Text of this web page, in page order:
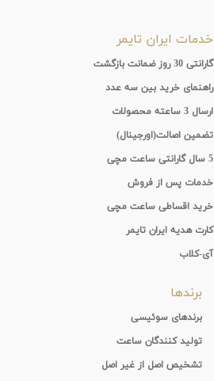
خدمات ایران تایمر
گارانتی 30 روز ضمانت بازگشت
راهنمای خرید بین سه عدد
ارسال 3 ساعته محصولات
تضمین اصالت(اورجینال)
5 سال گارانتی ساعت مچی
خدمات پس از فروش
خرید اقساطی ساعت مچی
کارت هدیه ایران تایمر
آی-کلاب
برندها
برندهای سوئیسی
تولید کنندگان ساعت
تشخیص اصل از غیر اصل